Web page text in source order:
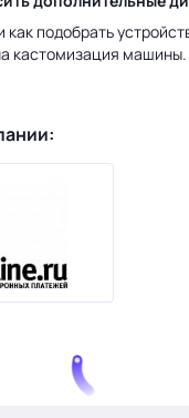
подобрать
кастомизация машины.